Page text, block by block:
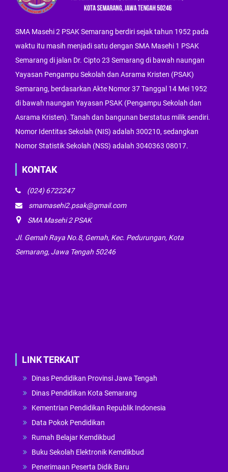
SMA Masehi 2 PSAK Semarang berdiri sejak tahun 1952 pada
waktu itu masih menjadi satu dengan SMA Masehi 1 PSAK
Semarang di jalan Dr. Cipto 23 Semarang di bawah naungan
Yayasan Pengampu Sekolah dan Asrama Kristen (PSAK)
Semarang, berdasarkan Akte Nomor 37 Tanggal 14 Mei 1952
di bawah naungan Yayasan PSAK (Pengampu Sekolah dan
Asrama Kristen). Tanah dan bangunan berstatus milik sendiri.
Nomor Identitas Sekolah (NIS) adalah 300210, sedangkan
Nomor Statistik Sekolah (NSS) adalah 3040363 08017.
KONTAK
(024) 6722247
smamasehi2.psak@gmail.com
SMA Masehi 2 PSAK
Jl. Gemah Raya No.8, Gemah, Kec. Pedurungan, Kota
Semarang, Jawa Tengah 50246
LINK TERKAIT
Dinas Pendidikan Provinsi Jawa Tengah
Dinas Pendidikan Kota Semarang
Kementrian Pendidikan Republik Indonesia
Data Pokok Pendidikan
Rumah Belajar Kemdikbud
Buku Sekolah Elektronik Kemdikbud
Penerimaan Peserta Didik Baru